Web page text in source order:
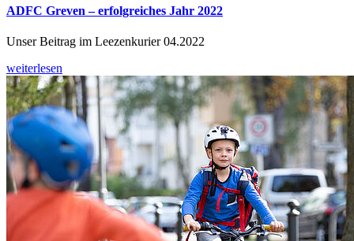
ADFC Greven – erfolgreiches Jahr 2022
Unser Beitrag im Leezenkurier 04.2022
weiterlesen